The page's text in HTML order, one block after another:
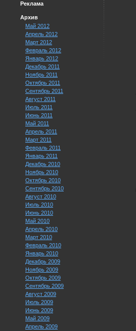
Реклама
Архив
Май 2012
Апрель 2012
Март 2012
Февраль 2012
Январь 2012
Декабрь 2011
Ноябрь 2011
Октябрь 2011
Сентябрь 2011
Август 2011
Июль 2011
Июнь 2011
Май 2011
Апрель 2011
Март 2011
Февраль 2011
Январь 2011
Декабрь 2010
Ноябрь 2010
Октябрь 2010
Сентябрь 2010
Август 2010
Июль 2010
Июнь 2010
Май 2010
Апрель 2010
Март 2010
Февраль 2010
Январь 2010
Декабрь 2009
Ноябрь 2009
Октябрь 2009
Сентябрь 2009
Август 2009
Июль 2009
Июнь 2009
Май 2009
Апрель 2009